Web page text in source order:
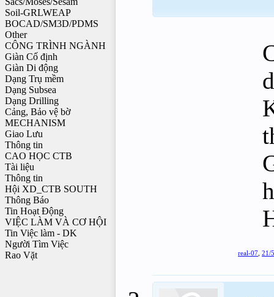
Soil-GRLWEAP
BOCAD/SM3D/PDMS
Other
CÔNG TRÌNH NGÀNH
Giàn Cố định
Giàn Di động
Dạng Trụ mềm
Dạng Subsea
Dạng Drilling
Cảng, Bảo vệ bờ
MECHANISM
Giao Lưu
Thông tin
CAO HỌC CTB
Tài liệu
Thông tin
Hội XD_CTB SOUTH
Thông Báo
Tin Hoạt Động
VIỆC LÀM VÀ CƠ HỘI
Tin Việc làm - DK
Người Tìm Việc
Rao Vặt
real-07 21/